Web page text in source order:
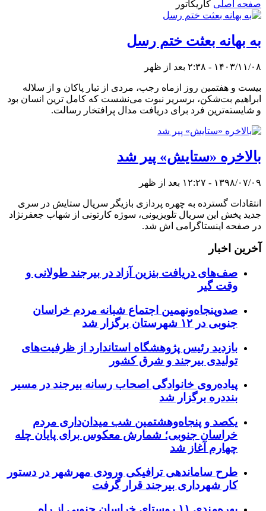
صفحه اصلی کاریکاتور
به بهانه بعثت ختم رسل
۱۴۰۳/۱۱/۰۸ - ۲:۳۸ بعد از ظهر
بیست و هفتمین روز ازماه رجب، مردی از تبار پاکان و از سلاله
ابراهیم بت‌شکن، برسریر نبوت می‌نشست که کامل ترین انسان بود
و شایسته‌ترین فرد برای دریافت مدال پرافتخار رسالت.
بالاخره «ستایش» پیر شد
۱۳۹۸/۰۷/۰۹ - ۱۲:۲۷ بعد از ظهر
انتقادات گسترده به چهره پردازی بازیگر سریال ستایش در سری
جدید پخش این سریال تلویزیونی، سوژه کارتونی از شهاب جعفرنژاد
در صفحه اینستاگرامی اش شد.
آخرین اخبار
صف‌های دریافت بنزین آزاد در بیرجند طولانی و
وقت گیر
صدوپنجاه‌ونهمین اجتماع شبانه مردم خراسان
جنوبی در ۱۲ شهرستان برگزار شد
بازدید رئیس پژوهشگاه استاندارد از ظرفیت‌های
تولیدی بیرجند و شرق کشور
پیاده‌روی خانوادگی اصحاب رسانه بیرجند در مسیر
بنددره برگزار شد
یکصد و پنجاه‌وهشتمین شب میدان‌داری مردم
خراسان جنوبی؛ شمارش معکوس برای پایان چله
چهارم آغاز شد
طرح ساماندهی ترافیکی ورودی مهرشهر در دستور
کار شهرداری بیرجند قرار گرفت